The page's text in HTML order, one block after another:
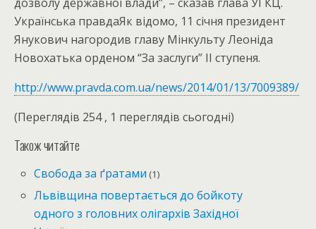
Українська правдаЯк відомо, 11 січня президент
Янукович нагородив главу Мінкульту Леоніда
Новохатька орденом “За заслуги” II ступеня.
http://www.pravda.com.ua/news/2014/01/13/7009389/
(Переглядів 254 , 1 переглядів сьогодні)
Також читайте
Свобода за ґратами (1)
Львівщина повертається до бойкоту
одного з головних олігархів Західної